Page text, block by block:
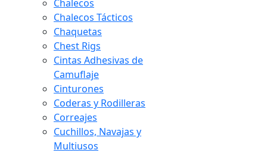
Chalecos
Chalecos Tácticos
Chaquetas
Chest Rigs
Cintas Adhesivas de
Camuflaje
Cinturones
Coderas y Rodilleras
Correajes
Cuchillos, Navajas y
Multiusos